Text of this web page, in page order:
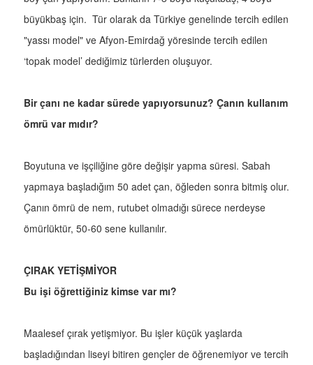
büyükbaş için. Tür olarak da Türkiye genelinde tercih edilen
"yassı model" ve Afyon-Emirdağ yöresinde tercih edilen
‘topak model’ dediğimiz türlerden oluşuyor.
Bir çanı ne kadar sürede yapıyorsunuz? Çanın kullanım
ömrü var mıdır?
Boyutuna ve işçiliğine göre değişir yapma süresi. Sabah
yapmaya başladığım 50 adet çan, öğleden sonra bitmiş olur.
Çanın ömrü de nem, rutubet olmadığı sürece nerdeyse
ömürlüktür, 50-60 sene kullanılır.
ÇIRAK YETİŞMİYOR
Bu işi öğrettiğiniz kimse var mı?
Maalesef çırak yetişmiyor. Bu işler küçük yaşlarda
başladığından liseyi bitiren gençler de öğrenemiyor ve tercih